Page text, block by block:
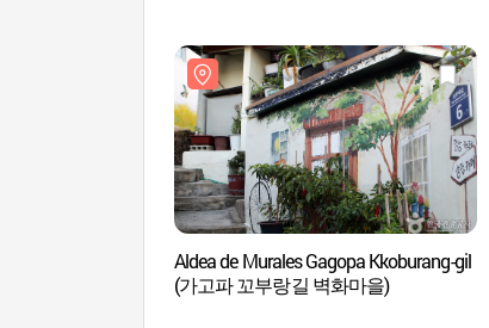
Aldea de Murales Gagopa Kkoburang-gil
(가고파 꼬부랑길 벽화마을)